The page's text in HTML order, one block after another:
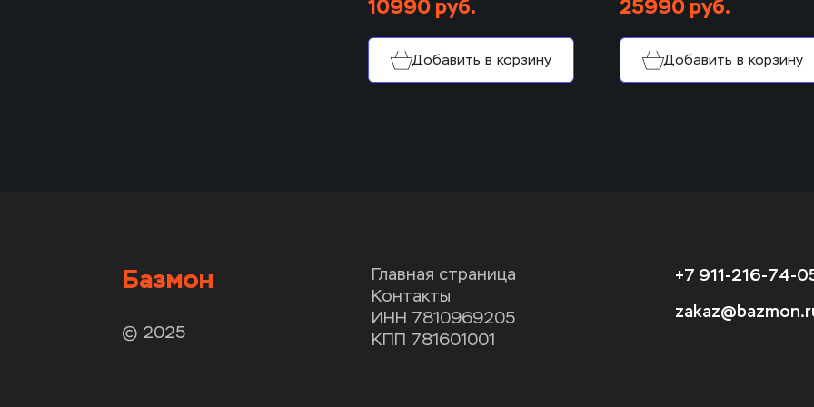
10990 руб.
Добавить в корзину
25990 руб.
Добавить в корзину
Базмон
Главная страница
Контакты
ИНН 7810969205
КПП 781601001
+7 911-216-74-
© 2025